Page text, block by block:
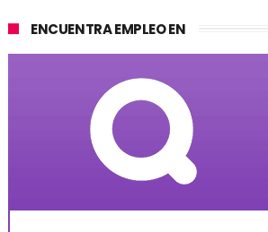
ENCUENTRA EMPLEO EN